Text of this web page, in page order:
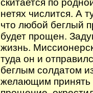
скитается по
нетях числится. А
что любой беглый
будет прощен.
жизнь.
туда он и
беглым солдатом
желающим принять